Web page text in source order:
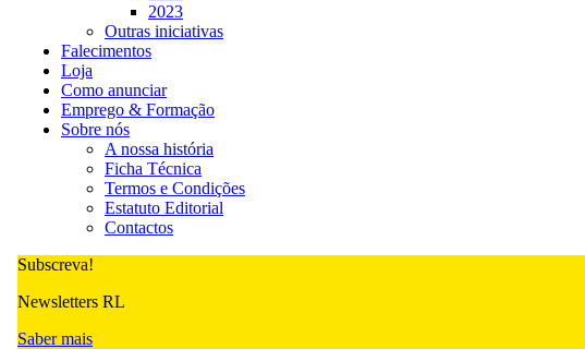
2023
Outras iniciativas
Falecimentos
Loja
Como anunciar
Emprego & Formação
Sobre nós
A nossa história
Ficha Técnica
Termos e Condições
Estatuto Editorial
Contactos
Subscreva!
Newsletters RL
Saber mais